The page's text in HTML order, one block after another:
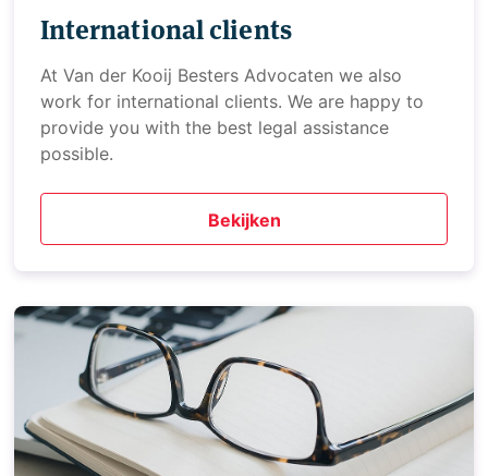
International clients
At Van der Kooij Besters Advocaten we also
work for international clients. We are happy to
provide you with the best legal assistance
possible.
Bekijken